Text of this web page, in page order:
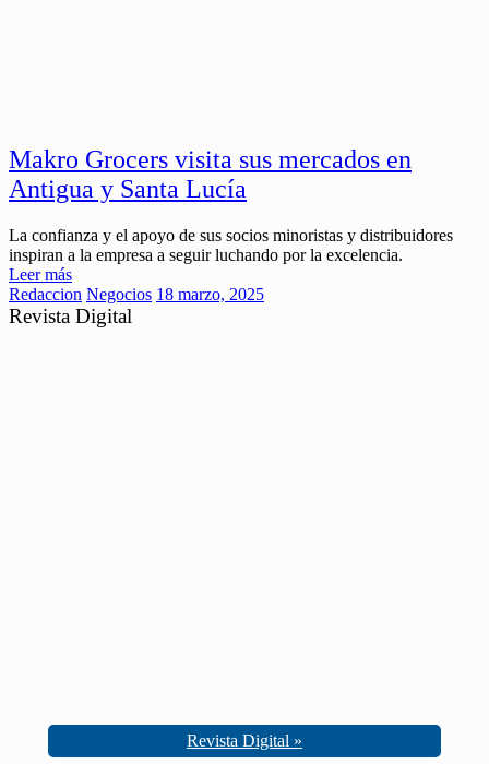
Makro Grocers visita sus mercados en
Antigua y Santa Lucía
La confianza y el apoyo de sus socios minoristas y distribuidores
inspiran a la empresa a seguir luchando por la excelencia.
Leer más
Redaccion Negocios 18 marzo, 2025
Revista Digital
Revista Digital »